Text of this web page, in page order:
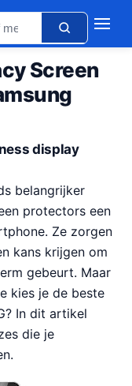
Screen
display
belangrijker
protectors een
Ze zorgen
kans krijgen om
gebeurt. Maar
kies je de beste
In dit artikel
die je